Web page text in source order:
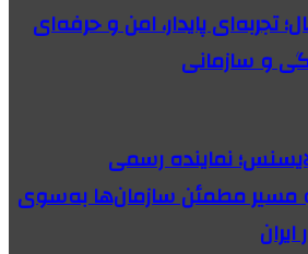
اورجینال؛ تجربه‌ای پایدار، امن و حرفه‌ای
و سازمانی
نماینده رسمی
مسیر مطمئن سازمان‌ها به‌سوی